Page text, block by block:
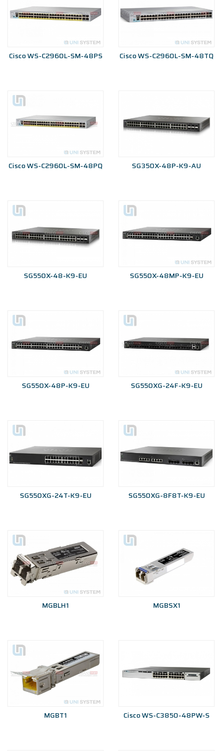
Cisco WS-C2960L-SM-48PS Cisco WS-C2960L-SM-48TQ
Cisco WS-C2960L-SM-48PQ SG350X-48P-K9-AU
SG550X-48-K9-EU SG550X-48MP-K9-EU
SG550X-48P-K9-EU SG550XG-24F-K9-EU
SG550XG-24T-K9-EU SG550XG-8F8T-K9-EU
MGBLH1 MGBSX1
MGBT1 Cisco WS-C3850-48PW-S